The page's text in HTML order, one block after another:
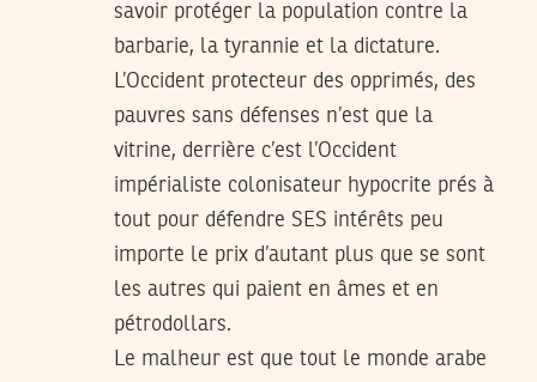
savoir protéger la population contre la
barbarie, la tyrannie et la dictature.
L’Occident protecteur des opprimés, des
pauvres sans défenses n’est que la
vitrine, derrière c’est l’Occident
impérialiste colonisateur hypocrite prés à
tout pour défendre SES intérêts peu
importe le prix d’autant plus que se sont
les autres qui paient en âmes et en
pétrodollars.
Le malheur est que tout le monde arabe